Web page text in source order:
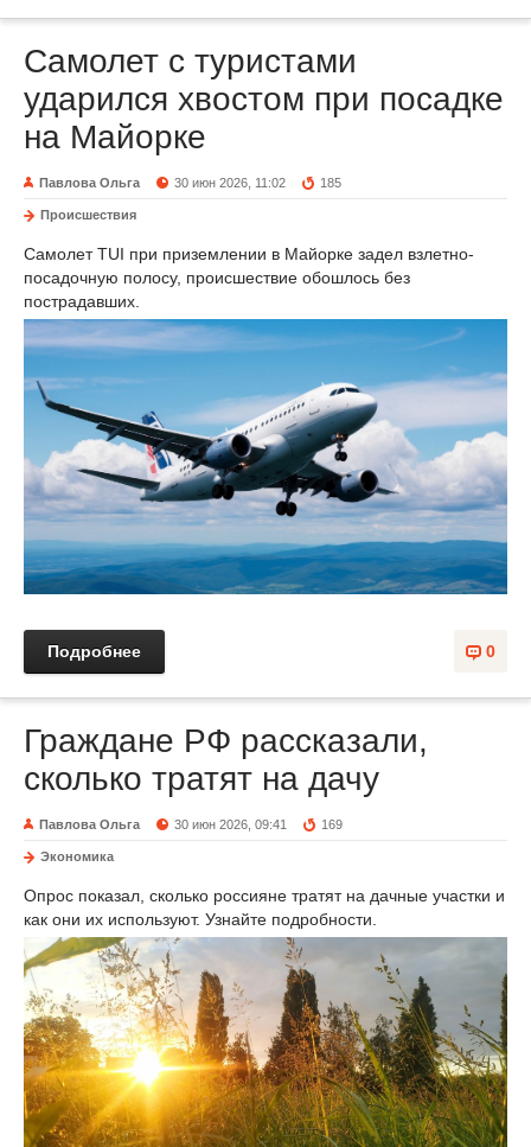
Самолет с туристами
ударился хвостом при посадке
на Майорке
Павлова Ольга 30 июн 2026, 11:02 185
Происшествия
Самолет TUI при приземлении в Майорке задел взлетно-
посадочную полосу, происшествие обошлось без
пострадавших.
0
Подробнее
Граждане РФ рассказали,
сколько тратят на дачу
Павлова Ольга 30 июн 2026, 09:41 169
Экономика
Опрос показал, сколько россияне тратят на дачные участки и
как они их используют. Узнайте подробности.